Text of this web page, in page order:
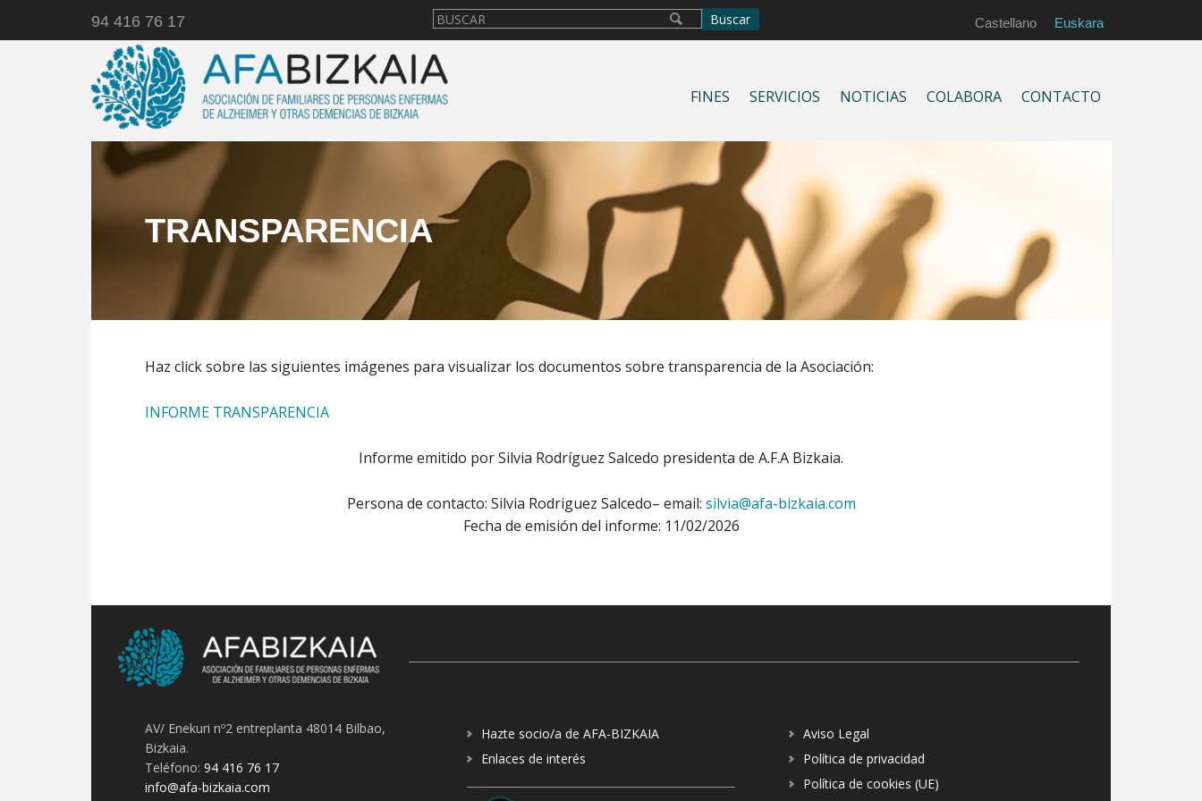
94 416 76 17 Castellano Euskara
FINES SERVICIOS NOTICIAS COLABORA CONTACTO
TRANSPARENCIA
Haz click sobre las siguientes imágenes para visualizar los documentos sobre transparencia de la Asociación:
INFORME TRANSPARENCIA
Informe emitido por Silvia Rodríguez Salcedo presidenta de A.F.A Bizkaia.
Persona de contacto: Silvia Rodriguez Salcedo– email: silvia@afa-bizkaia.com
Fecha de emisión del informe: 11/02/2026
AV/ Enekuri nº2 entreplanta 48014 Bilbao,
Bizkaia.
Teléfono:94 416 76 17
info@afa-bizkaia.com
Hazte socio/a de AFA-BIZKAIA
Enlaces de interés
Aviso Legal
Política de privacidad
Política de cookies (UE)